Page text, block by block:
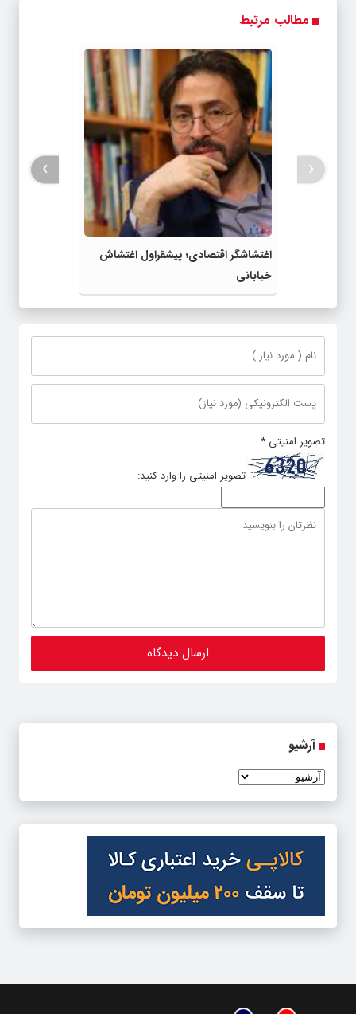
مطالب مرتبط
اغتشاشگر اقتصادی؛ پیشقراول اغتشاش
خیابانی
‹
›
تصویر امنیتی *
تصویر امنیتی را وارد کنید:
آرشیو